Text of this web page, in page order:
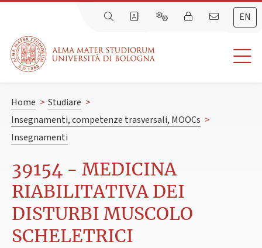
EN
Home > Studiare >
Insegnamenti, competenze trasversali, MOOCs >
Insegnamenti
39154 - MEDICINA
RIABILITATIVA DEI
DISTURBI MUSCOLO
SCHELETRICI